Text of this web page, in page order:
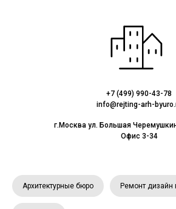
+7 (499) 990-43-78
info@rejting-arh-
г.Москва ул. Большая
Офис 3-34
Архитектурные бюро Ремонт дизайн